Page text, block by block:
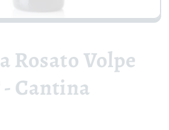
Rosato Volpe
- Cantina